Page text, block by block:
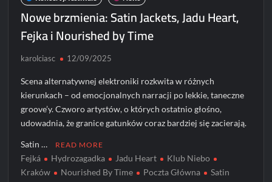
Nowe brzmienia: Satin Jackets, Jadu Heart,
Fejka i Nourished by Time
karolciasc 12/09/2025
Scena alternatywnej elektroniki rozkwita w różnych
kierunkach – od emocjonalnych narracji po lekkie, taneczne
groove’y. Czworo artystów, o których ostatnio głośno,
udowadnia, że granice gatunków coraz bardziej się zacierają.
Satin … READ MORE
Fejká Hydrozagadka Jadu Heart
Klub Niebo
Kraków
Nourished By Time Poczta Główna
Satin